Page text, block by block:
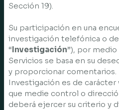
Sección 19).
Su participación en una
investigación telefónica o
“Investigación”), por
Servicios se basa en su
y proporcionar
Investigación es de carácter
que medie control o
deberá ejercer su criterio y